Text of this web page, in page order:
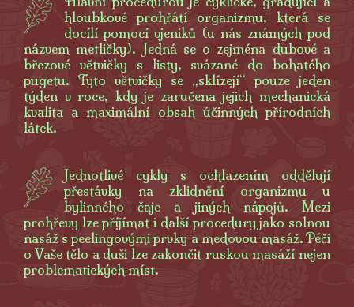
hloubkové prohřátí organizmu, která se
docílí pomocí vjeniků (u nás známých pod
názvem metličky). Jedná se o zejména dubové a
březové větvičky s listy, svázané do bohatého
pugetu. Tyto větvičky se „sklízejí“ pouze jeden
týden v roce, kdy je zaručena jejich mechanická
kvalita a maximální obsah účinných přírodních
látek.
Jednotlivé cykly s ochlazením oddělují
přestávky na zklidnění organizmu u
bylinného čaje a jiných nápojů. Mezi
prohřevy lze příjímat i další procedury jako solnou
nasáž s peelingovými prvky a medovou masáž. Péči
o Vaše tělo a duši lze zakončit ruskou masáží nejen
problematických míst.